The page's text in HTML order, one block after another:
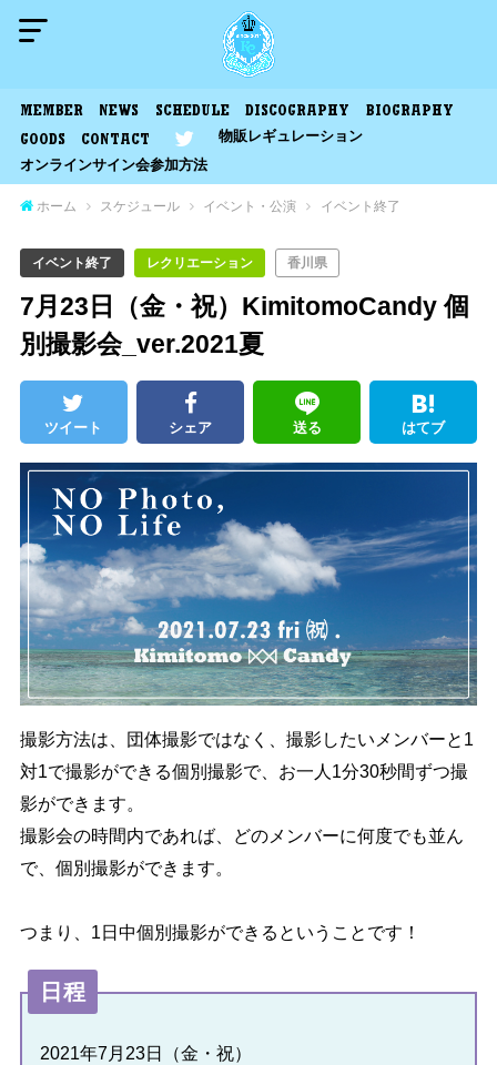
MEMBER NEWS SCHEDULE DISCOGRAPHY
BIOGRAPHY
GOODS
CONTACT
物販レギュレーション
オンラインサイン会参加方法
ホーム スケジュール イベント・公演 イベント終了
イベント終了 レクリエーション 香川県
7月23日（金・祝）KimitomoCandy 個
別撮影会_ver.2021夏
ツイート シェア 送る はてブ
撮影方法は、団体撮影ではなく、撮影したいメンバーと1
対1で撮影ができる個別撮影で、お一人1分30秒間ずつ撮
影ができます。
撮影会の時間内であれば、どのメンバーに何度でも並ん
で、個別撮影ができます。
つまり、1日中個別撮影ができるということです！
日程
2021年7月23日（金・祝）